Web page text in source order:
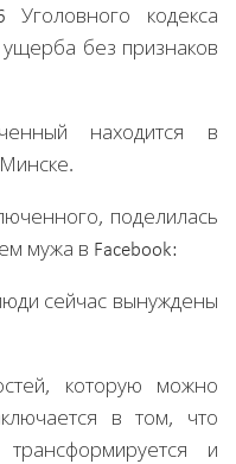
кодекса
без признаков
находится в
поделилась
мужа в Facebook:
сейчас вынуждены
которую можно
в том, что
и